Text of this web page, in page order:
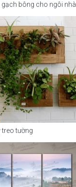
gạch bông cho ngôi nhà
treo tường